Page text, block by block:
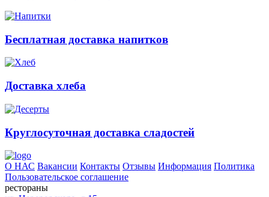
Бесплатная доставка напитков
Доставка хлеба
Круглосуточная доставка сладостей
О НАС Вакансии Контакты Отзывы Информация Политика
Пользовательское соглашение
рестораны